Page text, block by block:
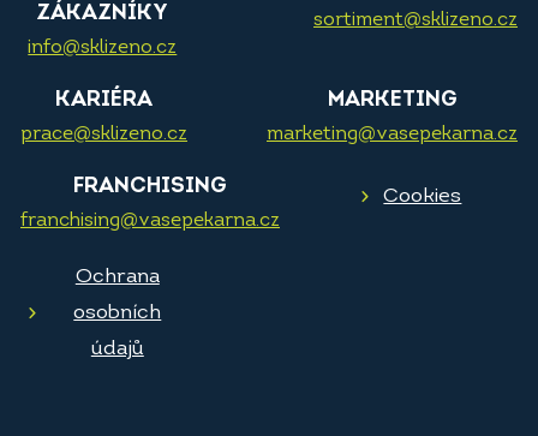
ZÁKAZNÍKY
info@sklizeno.cz
sortiment@sklizeno.cz
KARIÉRA
prace@sklizeno.cz
MARKETING
marketing@vasepekarna.cz
FRANCHISING
franchising@vasepekarna.cz
Cookies
Ochrana
osobních
údajů